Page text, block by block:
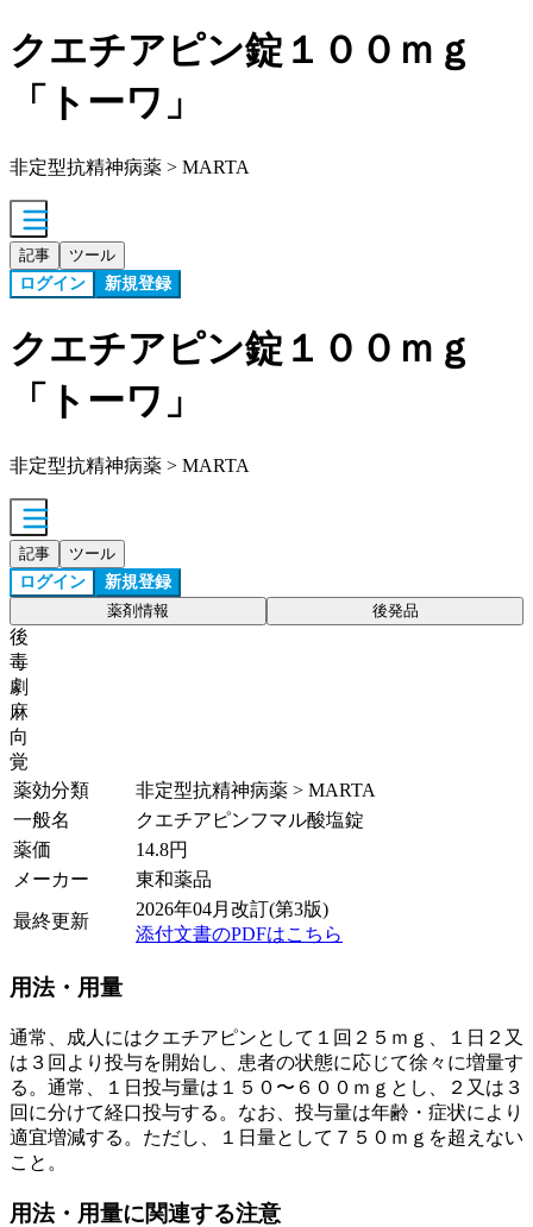
クエチアピン錠１００ｍｇ
「トーワ」
非定型抗精神病薬 > MARTA
記事 ツール
ログイン 新規登録
クエチアピン錠１００ｍｇ
「トーワ」
非定型抗精神病薬 > MARTA
記事 ツール
ログイン 新規登録
薬剤情報 後発品
後
毒
劇
麻
向
覚
薬効分類
非定型抗精神病薬 > MARTA
一般名
クエチアピンフマル酸塩錠
薬価
14.8円
メーカー
東和薬品
最終更新
2026年04月改訂(第3版)
添付文書のPDFはこちら
用法・用量
通常、成人にはクエチアピンとして１回２５ｍｇ、１日２又
は３回より投与を開始し、患者の状態に応じて徐々に増量す
る。通常、１日投与量は１５０〜６００ｍｇとし、２又は３
回に分けて経口投与する。なお、投与量は年齢・症状により
適宜増減する。ただし、１日量として７５０ｍｇを超えない
こと。
用法・用量に関連する注意